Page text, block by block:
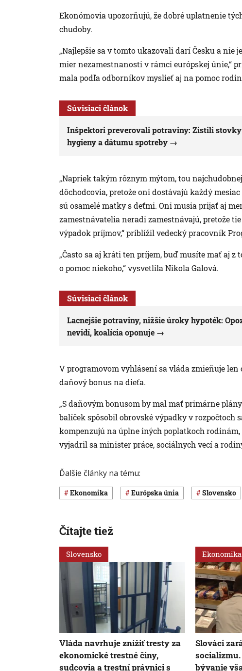
Ekonómovia upozorňujú, že dobré uplatnenie
chudoby.
„Najlepšie sa v tomto ukazovali darí Česku a nie
mier nezamestnanosti v rámci európskej únie,“
mala podľa odborníkov myslieť aj na pomoc
Súvisiaci článok
Inšpektori preverovali potraviny: Zistili
hygieny a dátumu spotreby
„Napriek takým rôznym mýtom, tou
dôchodcovia, pretože oni dostávajú každý
sú osamelé matky s deťmi. Oni musia prijať aj
zamestnávatelia neradi zamestnávajú, pretože
výpadok príjmov,“ priblížil vedecký pracovník
„Často sa aj kráti ten príjem, buď musíte mať aj z
o pomoc niekoho,“ vysvetlila Nikola Galová.
Súvisiaci článok
Lacnejšie potraviny, nižšie úroky hypoték:
nevidí, koalícia oponuje
V programovom vyhlásení sa vláda zmieňuje
daňový bonus na dieťa.
„S daňovým bonusom by mal mať primárne
balíček spôsobil obrovské výpadky v rozpočtoch
kompenzujú na úplne iných poplatkoch
vyjadril sa minister práce, sociálnych vecí a
Ďalšie články na tému:
ekonomika Európska únia Slovensko
Čítajte tiež
Slovensko
Vláda navrhuje znížiť tresty za
ekonomické trestné činy,
sudcovia a trestní právnici s
Ekonomika
Slováci
bývanie